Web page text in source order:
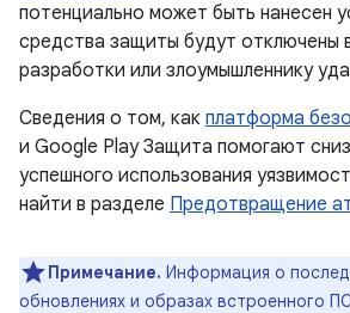
потенциально может быть нанесен
средства защиты будут отключены
разработки или злоумышленнику
Сведения о том, как платформа
и Google Play Защита помогают
успешного использования
найти в разделе Предотвращение
Примечание. Информация о
обновлениях и образах встроенного